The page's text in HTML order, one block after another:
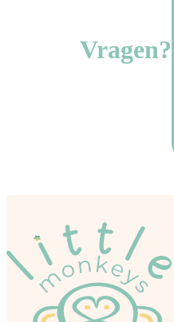
Vragen?